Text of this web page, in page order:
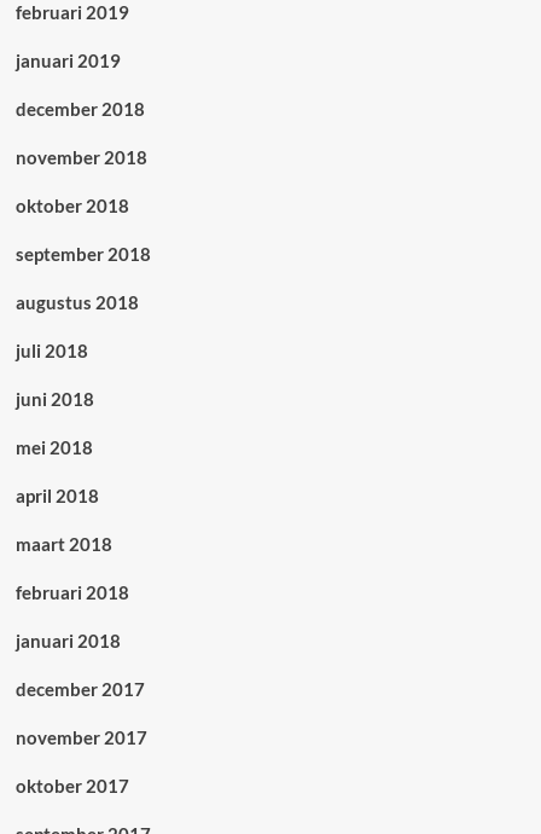
februari 2019
januari 2019
december 2018
november 2018
oktober 2018
september 2018
augustus 2018
juli 2018
juni 2018
mei 2018
april 2018
maart 2018
februari 2018
januari 2018
december 2017
november 2017
oktober 2017